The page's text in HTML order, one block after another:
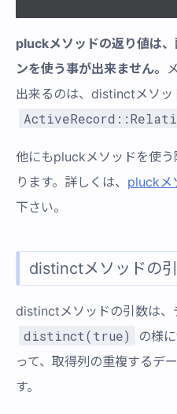
pluckメソッドの返り値は
ンを使う事が出来ません。
出来るのは、distinctメソッ
他にもpluckメソッドを使
ります。詳しくは、 pluckメ
下さい。
distinctメソッドの
distinctメソッドの引数は、
distinct(true)
の様
って、取得列の重複するデ
す。